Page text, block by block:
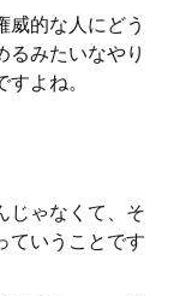
威的な人にどう
るみたいなやり
よね。
じゃなくて、そ
ていうことです